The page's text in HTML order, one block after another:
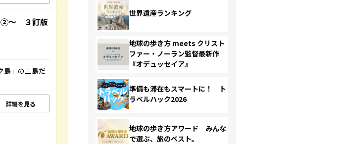
②～ ３訂版
島」の三島だ
詳細を見る
世界遺産ランキング
地球の歩き方 meets クリスト
ファー・ノーラン監督最新作
『オデュッセイア』
準備も滞在もスマートに！ ト
ラベルハック2026
地球の歩き方アワード みんな
で選ぶ、旅のベスト。